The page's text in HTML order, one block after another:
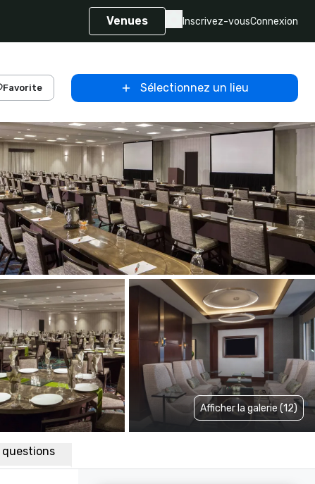
Venues Inscrivez-vousConnexion
Favorite Sélectionnez un lieu
Afficher la galerie (12)
questions